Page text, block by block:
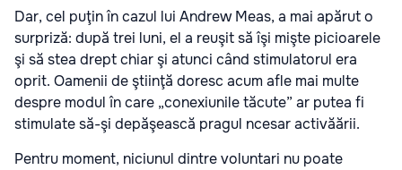
Dar, cel puţin în cazul lui Andrew Meas, a mai apărut o
surpriză: după trei luni, el a reuşit să îşi mişte picioarele
şi să stea drept chiar şi atunci când stimulatorul era
oprit. Oamenii de ştiinţă doresc acum afle mai multe
despre modul în care „conexiunile tăcute” ar putea fi
stimulate să-şi depăşească pragul ncesar activăării.
Pentru moment, niciunul dintre voluntari nu poate